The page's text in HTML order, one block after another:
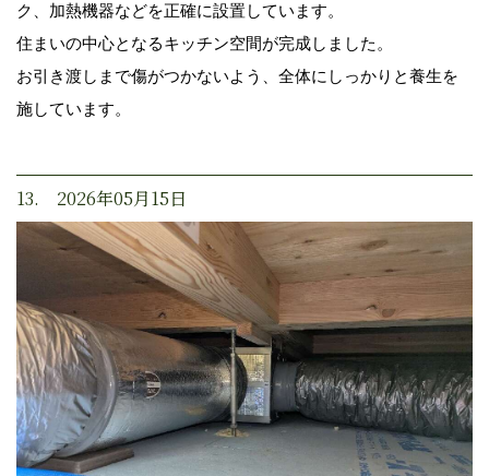
ク、加熱機器などを正確に設置しています。
住まいの中心となるキッチン空間が完成しました。
お引き渡しまで傷がつかないよう、全体にしっかりと養生を
施しています。
13. 2026年05月15日